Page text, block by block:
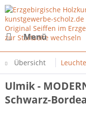
Menü
Übersicht
Ulmik -
Schwarz-